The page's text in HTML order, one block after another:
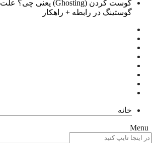
گوست کردن (Ghosting) یعنی چی؟ علت
گوستینگ در رابطه + راهکار
خانه
Menu